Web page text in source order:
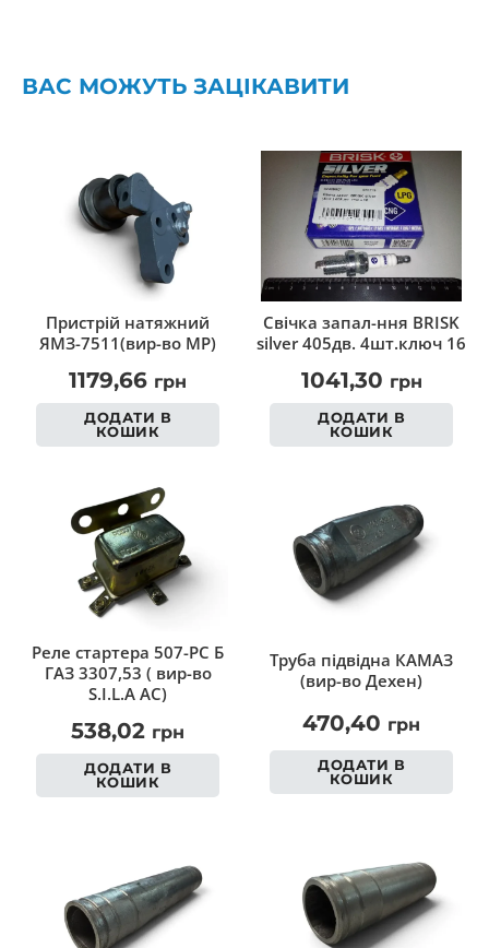
ВАС МОЖУТЬ ЗАЦІКАВИТИ
Пристрій натяжний
ЯМЗ-7511(вир-во МР)
1179,66 грн
ДОДАТИ В
КОШИК
Свічка запал-ння BRISK
silver 405дв. 4шт.ключ 16
1041,30 грн
ДОДАТИ В
КОШИК
Реле стартера 507-РС Б
ГАЗ 3307,53 ( вир-во
S.I.L.A AC)
538,02 грн
ДОДАТИ В
КОШИК
Труба підвідна КАМАЗ
(вир-во Дехен)
470,40 грн
ДОДАТИ В
КОШИК